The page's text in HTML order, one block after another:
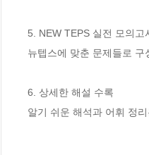
5. NEW TEPS 실전 모의고
뉴텝스에 맞춘 문제들로
6. 상세한 해설 수록
알기 쉬운 해석과 어휘 정